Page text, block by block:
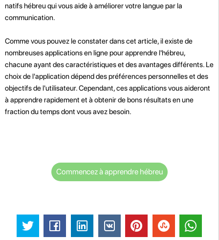
natifs hébreu qui vous aide à améliorer votre langue par la
communication.
Comme vous pouvez le constater dans cet article, il existe de
nombreuses applications en ligne pour apprendre l'hébreu,
chacune ayant des caractéristiques et des avantages différents. Le
choix de l'application dépend des préférences personnelles et des
objectifs de l'utilisateur. Cependant, ces applications vous aideront
à apprendre rapidement et à obtenir de bons résultats en une
fraction du temps dont vous avez besoin.
Commencez à apprendre hébreu